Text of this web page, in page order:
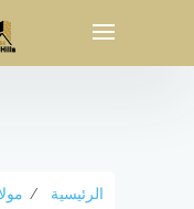
الرئيسية ⁄